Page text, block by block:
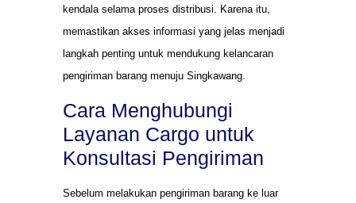
kendala selama proses distribusi. Karena itu,
memastikan akses informasi yang jelas menjadi
langkah penting untuk mendukung kelancaran
pengiriman barang menuju Singkawang.
Cara Menghubungi
Layanan Cargo untuk
Konsultasi Pengiriman
Sebelum melakukan pengiriman barang ke luar